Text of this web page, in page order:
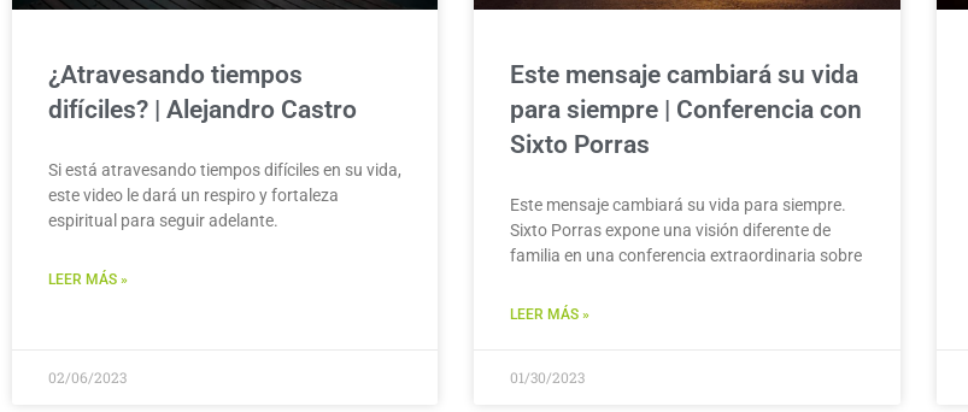
¿Atravesando tiempos
difíciles? | Alejandro Castro
Si está atravesando tiempos difíciles en su vida,
este video le dará un respiro y fortaleza
espiritual para seguir adelante.
LEER MÁS »
02/06/2023
Este mensaje cambiará su vida
para siempre | Conferencia con
Sixto Porras
Este mensaje cambiará su vida para siempre.
Sixto Porras expone una visión diferente de
familia en una conferencia extraordinaria sobre
LEER MÁS »
01/30/2023